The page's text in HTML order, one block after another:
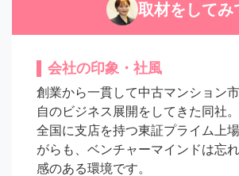
取材をしてみ
会社の印象・社風
創業から一貫して中古マンション
自のビジネス展開をしてきた同社。
全国に支店を持つ東証プライム上
がらも、ベンチャーマインドは忘
感のある環境です。